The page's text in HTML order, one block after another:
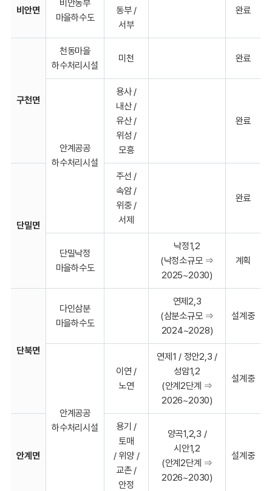
비안면
비안동부
마을하수도
동부 /
서부
완료
구천면
천동마을
하수처리시설
미천 완료
안계공공
하수처리시설
용사 /
내산 /
유산 /
위성 /
모흥
완료
단밀면
주선 /
속암 /
위중 /
서제
완료
단밀낙정
마을하수도
낙정1,2
(낙정소규모 ⇒
2025~2030)
계획
단북면
다인삼분
마을하수도
연제2,3
(삼분소규모 ⇒
2024~2028)
설계중
안계공공
하수처리시설
이연 /
노연
연제1 / 정안2,3 /
성암1,2
(안계2단계 ⇒
2026~2030)
설계중
안계면
용기 /
토매
/ 위양 /
교촌 /
안정
양곡1,2,3 /
시안1,2
(안계2단계 ⇒
2026~2030)
설계중